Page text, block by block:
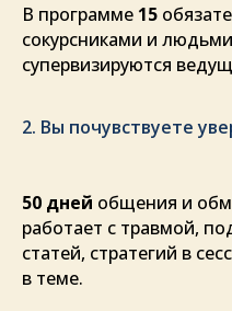
В программе 15
сокурсниками и
супервизируются
2. Вы почувствуете
50 дней общения и
работает с травмой,
статей, стратегий в
в теме.